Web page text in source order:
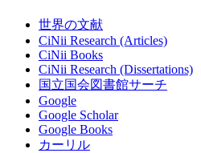
世界の文献
CiNii Research (Articles)
CiNii Books
CiNii Research (Dissertations)
国立国会図書館サーチ
Google
Google Scholar
Google Books
カーリル